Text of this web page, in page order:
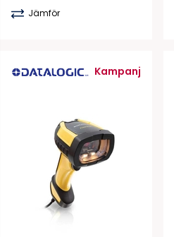
Jämför
Kampanj